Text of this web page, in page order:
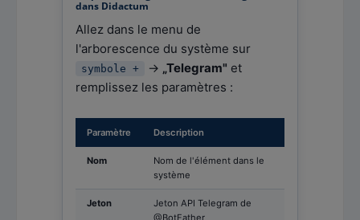
dans Didactum
Allez dans le menu de
l'arborescence du système sur
symbole + → „Telegram" et
remplissez les paramètres :
Paramètre Description
Nom
Nom de l'élément dans le
système
Jeton
Jeton API Telegram de
@BotFather